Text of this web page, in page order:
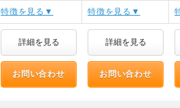
特徴を見る▼ 特徴を見る▼
詳細を見る 詳細を見る
お問い合わせ お問い合わせ